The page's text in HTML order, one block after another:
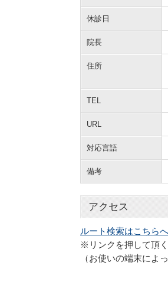
休診日
院長
住所
TEL
URL
対応言語
備考
アクセス
ルート検索はこちらへ
※リンクを押して頂
（お使いの端末によ